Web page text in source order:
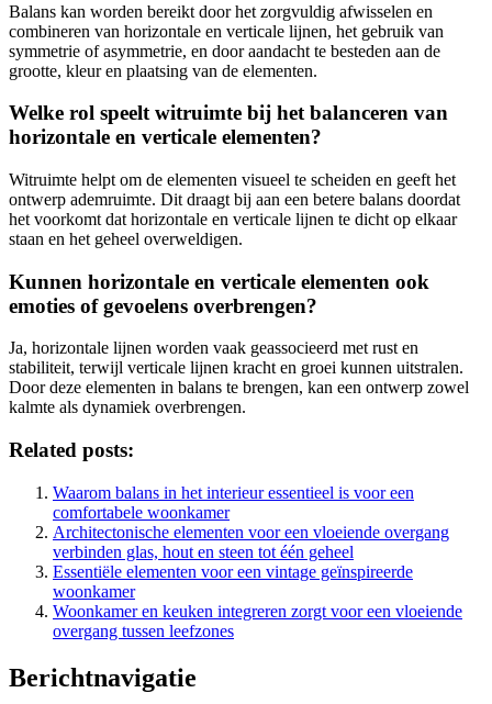
Balans kan worden bereikt door het zorgvuldig afwisselen en
combineren van horizontale en verticale lijnen, het gebruik van
symmetrie of asymmetrie, en door aandacht te besteden aan de
grootte, kleur en plaatsing van de elementen.
Welke rol speelt witruimte bij het balanceren van
horizontale en verticale elementen?
Witruimte helpt om de elementen visueel te scheiden en geeft het
ontwerp ademruimte. Dit draagt bij aan een betere balans doordat
het voorkomt dat horizontale en verticale lijnen te dicht op elkaar
staan en het geheel overweldigen.
Kunnen horizontale en verticale elementen ook
emoties of gevoelens overbrengen?
Ja, horizontale lijnen worden vaak geassocieerd met rust en
stabiliteit, terwijl verticale lijnen kracht en groei kunnen uitstralen.
Door deze elementen in balans te brengen, kan een ontwerp zowel
kalmte als dynamiek overbrengen.
Related posts:
Waarom balans in het interieur essentieel is voor een
comfortabele woonkamer
Architectonische elementen voor een vloeiende overgang
verbinden glas, hout en steen tot één geheel
Essentiële elementen voor een vintage geïnspireerde
woonkamer
Woonkamer en keuken integreren zorgt voor een vloeiende
overgang tussen leefzones
Berichtnavigatie